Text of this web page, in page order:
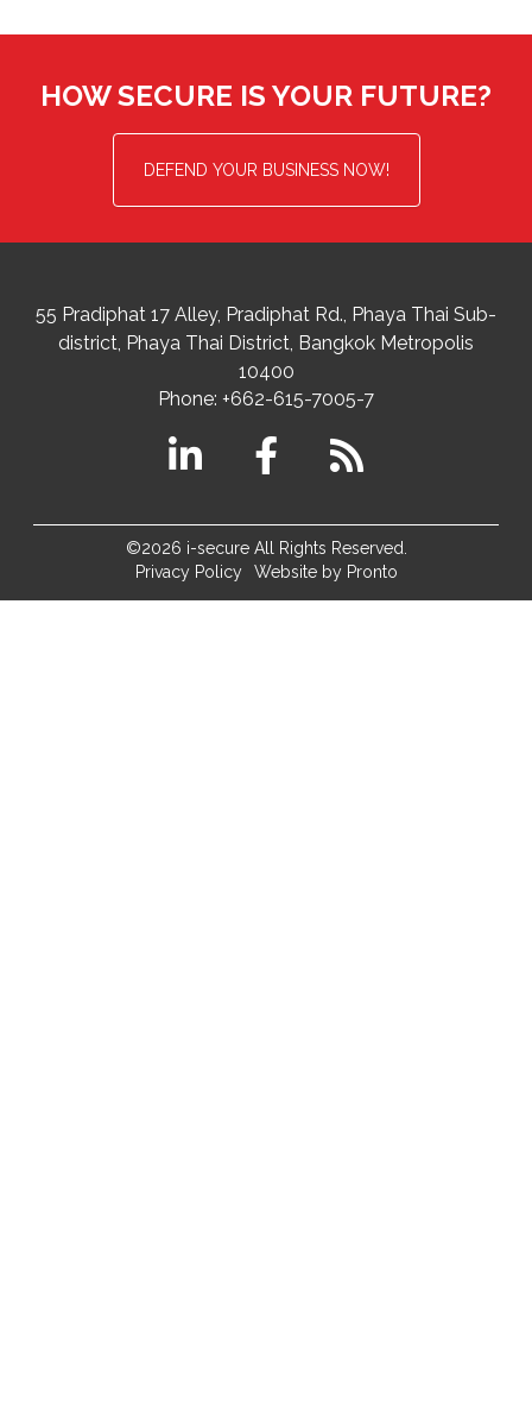
HOW SECURE IS YOUR FUTURE?
DEFEND YOUR BUSINESS NOW!
55 Pradiphat 17 Alley, Pradiphat Rd., Phaya Thai Sub-
district Phaya Thai District, Bangkok Metropolis
10400
Phone: +662-615-7005-7
©2026 i-secure All Rights Reserved.
Privacy Policy
Website by Pronto